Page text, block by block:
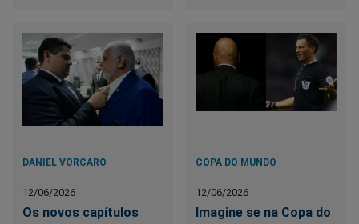
DANIEL VORCARO
12/06/2026
Os novos capítulos
COPA DO MUNDO
12/06/2026
Imagine se na Copa do